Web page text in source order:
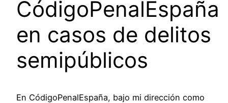
CódigoPenalEspaña
en casos de delitos
semipúblicos
En CódigoPenalEspaña, bajo mi dirección como